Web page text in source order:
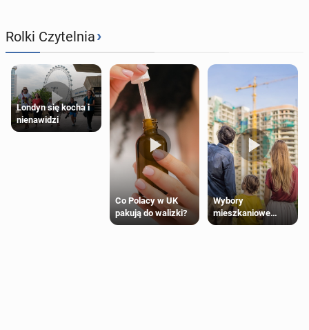
Rolki Czytelnia›
Londyn się kocha i
nienawidzi
Co Polacy w UK
pakują do walizki?
Wybory
mieszkaniowe
Polaków 2025